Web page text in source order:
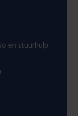
en stuurhulp